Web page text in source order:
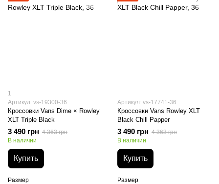
1
Артикул: vs-19300-36
Кроссовки Vans Dime × Rowley
XLT Triple Black
3 490 грн 4 363 грн
В наличии
Купить
Размер
Артикул: vs-17741-36
Кроссовки Vans Rowley XLT
Black Chill Papper
3 490 грн 4 363 грн
В наличии
Купить
Размер